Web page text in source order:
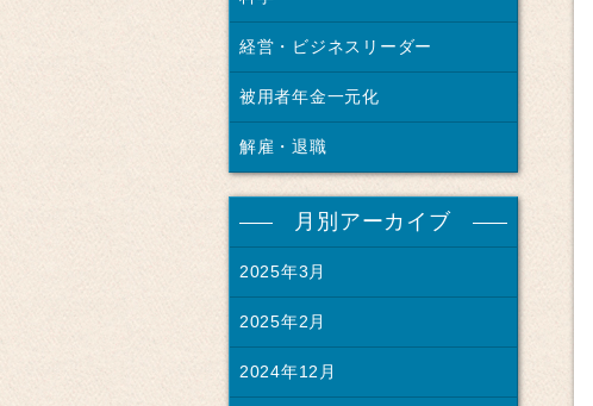
経営・ビジネスリーダー
被用者年金一元化
解雇・退職
月別アーカイブ
2025年3月
2025年2月
2024年12月